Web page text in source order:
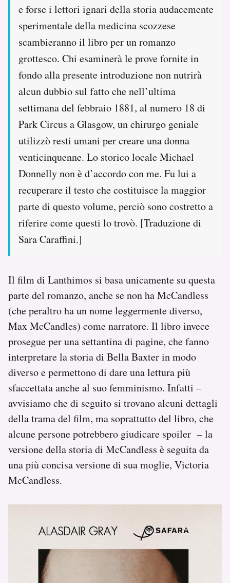
e forse i lettori ignari della storia audacemente
sperimentale della medicina scozzese
scambieranno il libro per un romanzo
grottesco. Chi esaminerà le prove fornite in
fondo alla presente introduzione non nutrirà
alcun dubbio sul fatto che nell’ultima
settimana del febbraio 1881, al numero 18 di
Park Circus a Glasgow, un chirurgo geniale
utilizzò resti umani per creare una donna
venticinquenne. Lo storico locale Michael
Donnelly non è d’accordo con me. Fu lui a
recuperare il testo che costituisce la maggior
parte di questo volume, perciò sono costretto a
riferire come questi lo trovò. [Traduzione di
Sara Caraffini.]
Il film di Lanthimos si basa unicamente su questa
parte del romanzo, anche se non ha McCandless
(che peraltro ha un nome leggermente diverso,
Max McCandles) come narratore. Il libro invece
prosegue per una settantina di pagine, che fanno
interpretare la storia di Bella Baxter in modo
diverso e permettono di dare una lettura più
sfaccettata anche al suo femminismo. Infatti –
avvisiamo che di seguito si trovano alcuni dettagli
della trama del film, ma soprattutto del libro, che
alcune persone potrebbero giudicare spoiler – la
versione della storia di McCandless è seguita da
una più concisa versione di sua moglie, Victoria
McCandless.